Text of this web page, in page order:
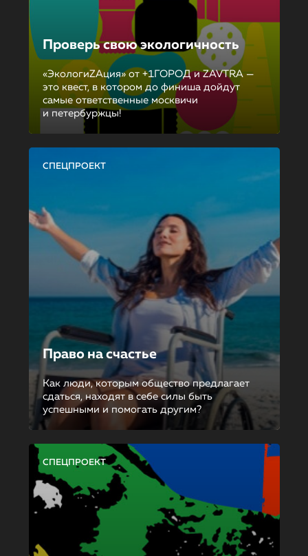
Проверь свою экологичность
«ЭкологиZAция» от +1ГОРОД и ZAVTRA —
это квест, в котором до финиша дойдут
самые ответственные москвичи
и петербуржцы!
СПЕЦПРОЕКТ
Право на счастье
Как люди, которым общество предлагает
сдаться, находят в себе силы быть
успешными и помогать другим?
СПЕЦПРОЕКТ